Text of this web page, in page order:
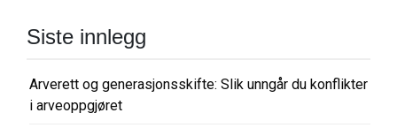
Siste innlegg
Arverett og generasjonsskifte: Slik unngår du konflikter
i arveoppgjøret